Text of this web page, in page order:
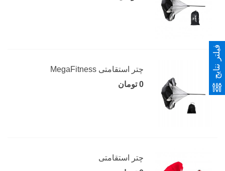
چتر استقامتی MegaFitness
0 تومان
چتر استقامتی
فیلتر نتایج